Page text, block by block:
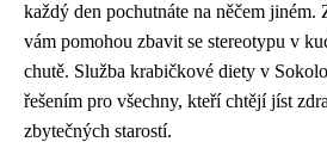
každý den pochutnáte na něčem jiném.
vám pomohou zbavit se stereotypu v
chutě. Služba krabičkové diety v
řešením pro všechny, kteří chtějí jíst
zbytečných starostí.